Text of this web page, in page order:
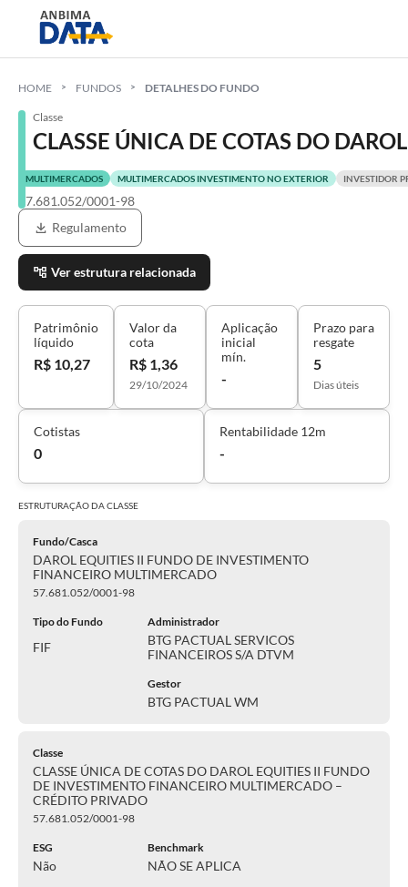
HOME FUNDOS DETALHES DO FUNDO
Classe
CLASSE ÚNICA DE COTAS DO
MULTIMERCADOS MULTIMERCADOS INVESTIMENTO NO EXTERIOR INVESTIDOR
57.681.052/0001-98
Regulamento
Ver estrutura relacionada
Patrimônio
líquido
R$ 10,27
Valor da
cota
R$ 1,36
29/10/2024
Aplicação
inicial
mín.
-
Prazo para
resgate
5
Dias úteis
Cotistas
0
Rentabilidade 12m
-
ESTRUTURAÇÃO DACLASSE
Fundo/Casca
DAROL EQUITIES II FUNDO DE INVESTIMENTO
FINANCEIRO MULTIMERCADO
57.681.052/0001-98
Tipo do Fundo
FIF
Administrador
BTG PACTUAL SERVICOS
FINANCEIROS S/A DTVM
Gestor
BTG PACTUAL WM
Classe
CLASSE ÚNICA DE COTAS DO DAROL EQUITIES II FUNDO
DE INVESTIMENTO FINANCEIRO MULTIMERCADO –
CRÉDITO PRIVADO
57.681.052/0001-98
ESG
Não
Benchmark
NÃO SE APLICA